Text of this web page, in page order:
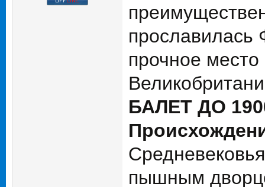
прославилась
прочное
БАЛЕТ ДО
пышным